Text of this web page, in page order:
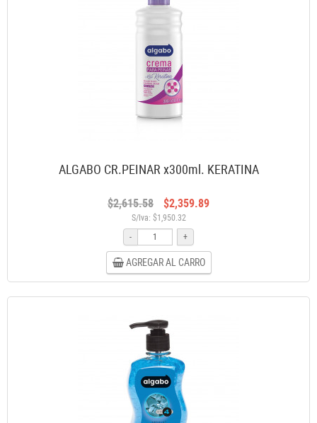
ALGABO CR.PEINAR x300ml. KERATINA
$2,615.58 $2,359.89
S/Iva: $1,950.32
-
+
AGREGAR AL CARRO